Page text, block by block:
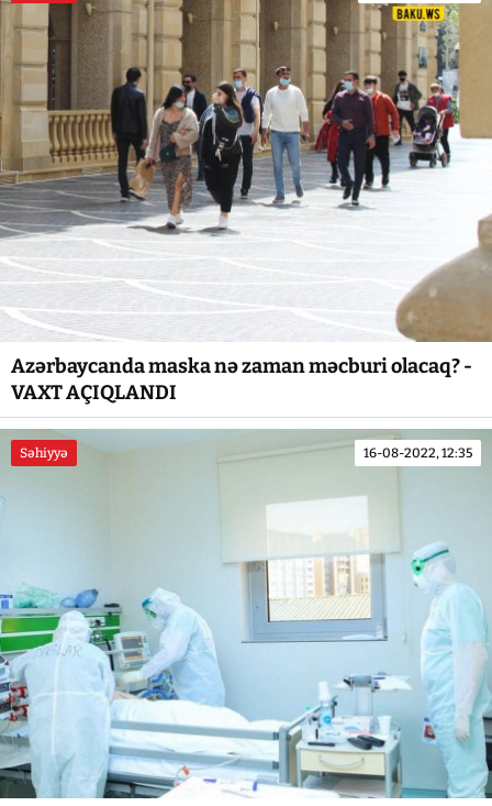
Azərbaycanda maska nə zaman məcburi olacaq? -
VAXT AÇIQLANDI
Səhiyyə 16-08-2022, 12:35